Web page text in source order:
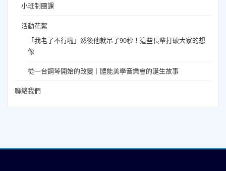
小班制團課
活動花絮
「我老了不行啦」然後他就吊了90秒！這些長輩打破大家的想
像
從一台鋼琴開始的改變｜體能美學音樂會的誕生故事
聯絡我們